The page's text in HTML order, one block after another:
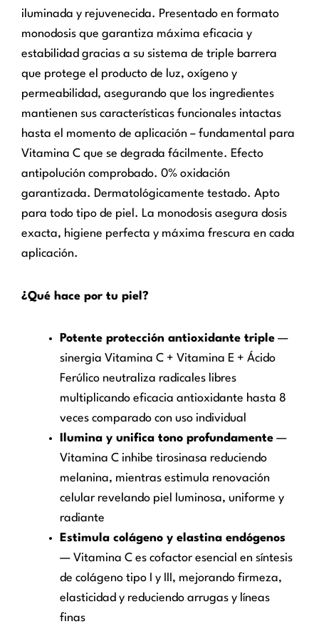
iluminada y rejuvenecida. Presentado en formato
monodosis que garantiza máxima eficacia y
estabilidad gracias a su sistema de triple barrera
que protege el producto de luz, oxígeno y
permeabilidad, asegurando que los ingredientes
mantienen sus características funcionales intactas
hasta el momento de aplicación – fundamental para
Vitamina C que se degrada fácilmente. Efecto
antipolución comprobado. 0% oxidación
garantizada. Dermatológicamente testado. Apto
para todo tipo de piel. La monodosis asegura dosis
exacta, higiene perfecta y máxima frescura en cada
aplicación.
¿Qué hace por tu piel?
Potente protección antioxidante triple —
sinergia Vitamina C + Vitamina E + Ácido
Ferúlico neutraliza radicales libres
multiplicando eficacia antioxidante hasta 8
veces comparado con uso individual
Ilumina y unifica tono profundamente —
Vitamina C inhibe tirosinasa reduciendo
melanina, mientras estimula renovación
celular revelando piel luminosa, uniforme y
radiante
Estimula colágeno y elastina endógenos
— Vitamina C es cofactor esencial en síntesis
de colágeno tipo I y III, mejorando firmeza,
elasticidad y reduciendo arrugas y líneas
finas